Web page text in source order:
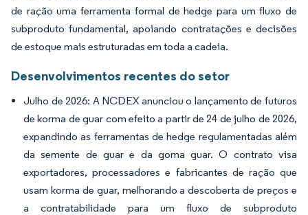
de ração uma ferramenta formal de hedge para um fluxo de
subproduto fundamental, apoiando contratações e decisões
de estoque mais estruturadas em toda a cadeia.
Desenvolvimentos recentes do setor
Julho de 2026: A NCDEX anunciou o lançamento de futuros
de korma de guar com efeito a partir de 24 de julho de 2026,
expandindo as ferramentas de hedge regulamentadas além
da semente de guar e da goma guar. O contrato visa
exportadores, processadores e fabricantes de ração que
usam korma de guar, melhorando a descoberta de preços e
a contratabilidade para um fluxo de subproduto